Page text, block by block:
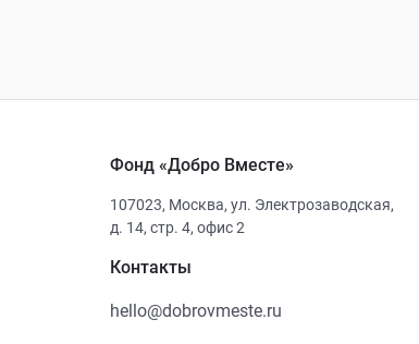
Фонд «Добро Вместе»
107023, Москва, ул. Электрозаводская,
д. 14, стр. 4, офис 2
Контакты
hello@dobrovmeste.ru